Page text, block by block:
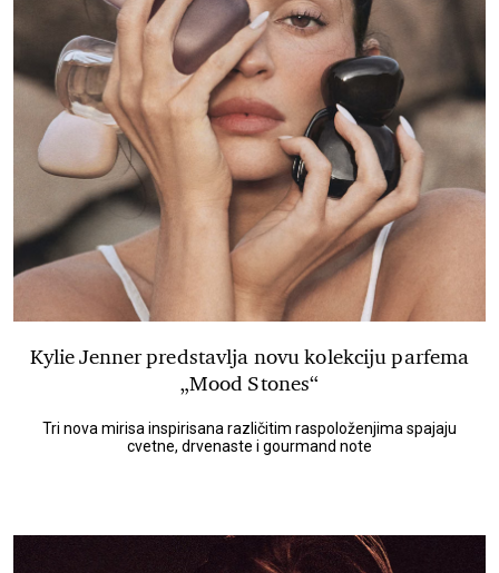
Kylie Jenner predstavlja novu kolekciju parfema
„Mood Stones“
Tri nova mirisa inspirisana različitim raspoloženjima spajaju
cvetne, drvenaste i gourmand note